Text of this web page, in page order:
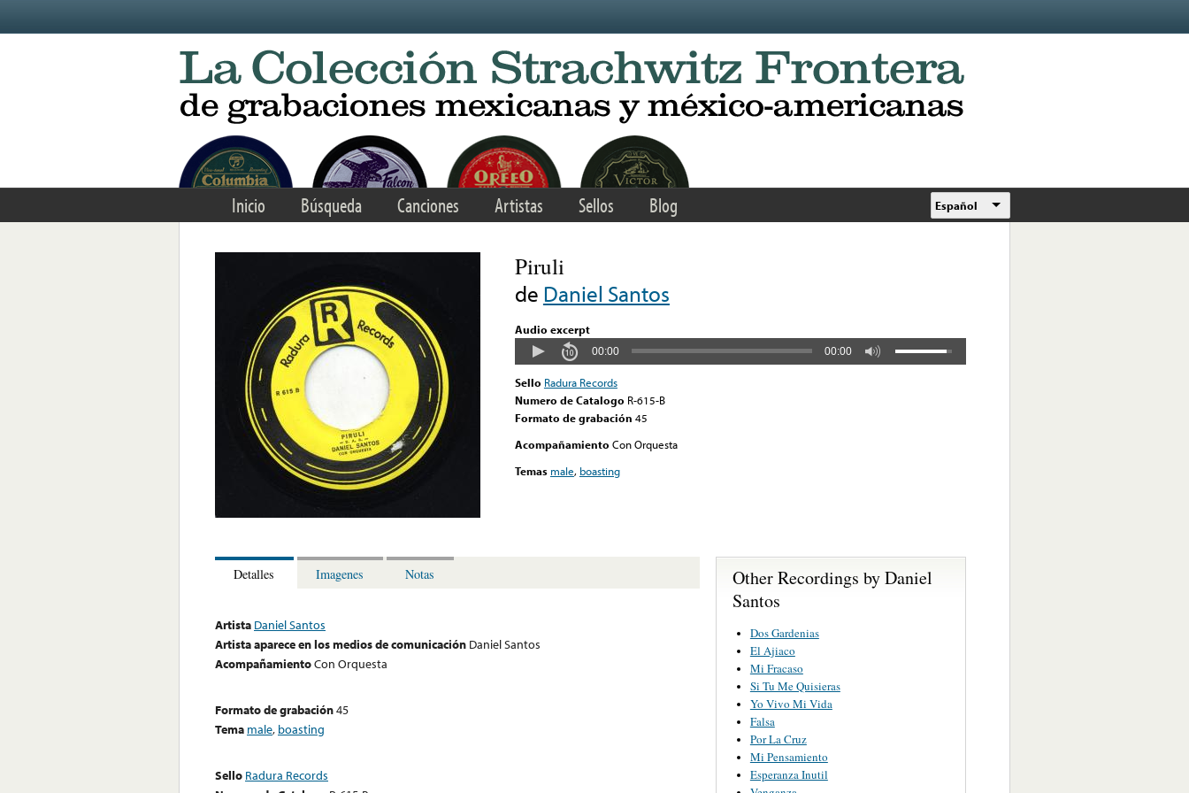
Inicio Búsqueda Canciones Artistas Sellos Blog Español
Piruli
de Daniel Santos
Audio excerpt
00:00 00:00
Sello Radura Records
Numero de Catalogo R-615-B
Formato de grabación 45
Acompañamiento Con Orquesta
Temas male, boasting
Detalles Imagenes Notas
Artista Daniel Santos
Artista aparece en los medios de comunicación Daniel Santos
AcompañamientoCon Orquesta
Formato de grabación45
Tema male, boasting
Sello Radura Records
Other Recordings by Daniel
Santos
Dos Gardenias
El Ajiaco
Mi Fracaso
Si Tu Me Quisieras
Yo Vivo Mi Vida
Falsa
Por La Cruz
Mi Pensamiento
Esperanza Inutil